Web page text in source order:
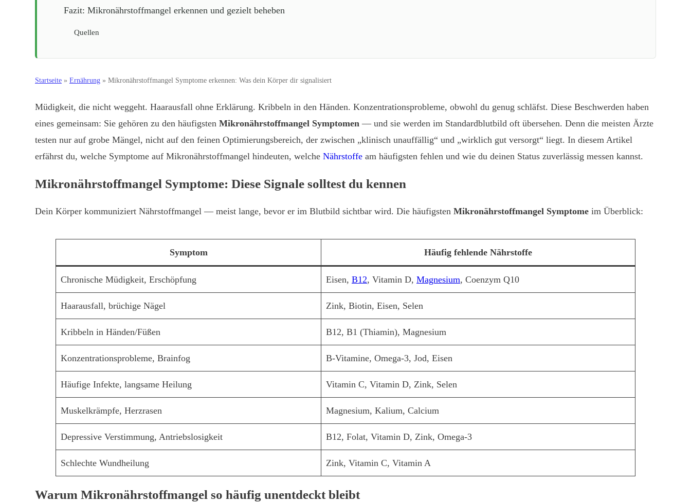
Fazit: Mikronährstoffmangel erkennen und gezielt beheben
Quellen
Startseite » Ernährung » Mikronährstoffmangel Symptome erkennen: Was dein Körper dir signalisiert
Müdigkeit, die nicht weggeht. Haarausfall ohne Erklärung. Kribbeln in den Händen. Konzentrationsprobleme, obwohl du genug schläfst. Diese Beschwerden haben
eines gemeinsam: Sie gehören zu den häufigsten Mikronährstoffmangel Symptomen — und sie werden im Standardblutbild oft übersehen. Denn die meisten Ärzte
testen nur auf grobe Mängel, nicht auf den feinen Optimierungsbereich, der zwischen „klinisch unauffällig“ und „wirklich gut versorgt“ liegt. In diesem Artikel
erfährst du, welche Symptome auf Mikronährstoffmangel hindeuten, welche Nährstoffe am häufigsten fehlen und wie du deinen Status zuverlässig messen kannst.
Mikronährstoffmangel Symptome: Diese Signale solltest du kennen
Dein Körper kommuniziert Nährstoffmangel — meist lange, bevor er im Blutbild sichtbar wird. Die häufigsten Mikronährstoffmangel Symptome im Überblick:
Symptom Häufig fehlende Nährstoffe
Chronische Müdigkeit, Erschöpfung Eisen, B12, Vitamin D, Magnesium, Coenzym Q10
Haarausfall, brüchige Nägel Zink, Biotin, Eisen, Selen
Kribbeln in Händen/Füßen B12, B1 (Thiamin), Magnesium
Konzentrationsprobleme, Brainfog B-Vitamine, Omega-3, Jod, Eisen
Häufige Infekte, langsame Heilung Vitamin C, Vitamin D, Zink, Selen
Muskelkrämpfe, Herzrasen Magnesium, Kalium, Calcium
Depressive Verstimmung, Antriebslosigkeit B12, Folat, Vitamin D, Zink, Omega-3
Schlechte Wundheilung Zink, Vitamin C, Vitamin A
Warum Mikronährstoffmangel so häufig unentdeckt bleibt